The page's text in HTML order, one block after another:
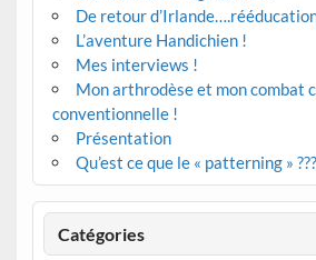
De retour
L’aventure Handichien !
Mes interviews !
Mon arthrodèse et mon combat
conventionnelle !
Présentation
Qu’est ce que le « patterning »
Catégories